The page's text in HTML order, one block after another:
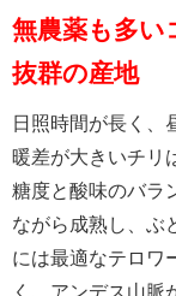
無農薬も多い
抜群の産地
日照時間が長く、
暖差が大きいチリ
糖度と酸味のバラ
ながら成熟し、ぶ
には最適なテロワ
く、アンデス山脈